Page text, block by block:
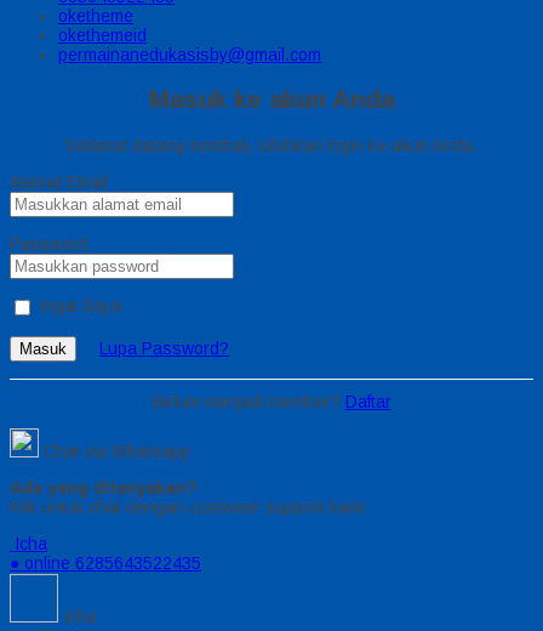
oketheme
okethemeid
permainanedukasisby@gmail.com
Masuk ke akun Anda
Selamat datang kembali, silahkan login ke akun Anda.
Alamat Email
Password
Ingat Saya
Masuk Lupa Password?
Belum menjadi member? Daftar
Chat via Whatsapp
Ada yang ditanyakan?
Klik untuk chat dengan customer support kami
Icha
● online 6285643522435
Icha